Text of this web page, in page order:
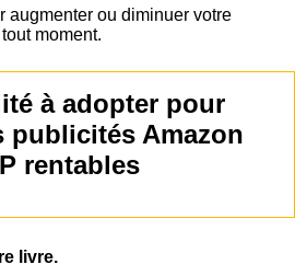
augmenter ou diminuer votre
moment.
à adopter pour
publicités Amazon
rentables
livre.